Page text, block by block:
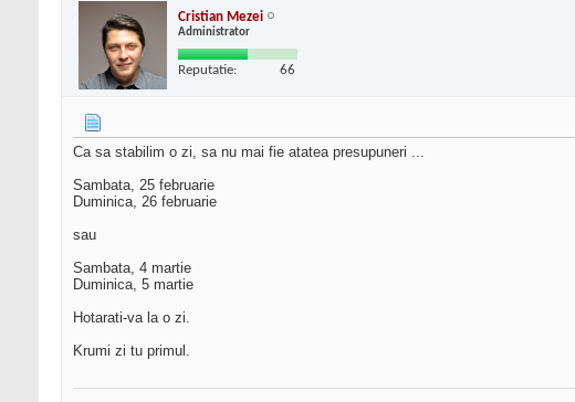
Cristian Mezei
Administrator
Reputatie: 66
Ca sa stabilim o zi, sa nu mai fie atatea presupuneri ...
Sambata, 25 februarie
Duminica, 26 februarie
sau
Sambata, 4 martie
Duminica, 5 martie
Hotarati-va la o zi.
Krumi zi tu primul.